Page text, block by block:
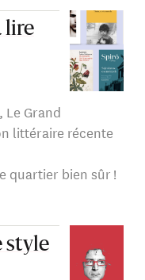
lire
Le Grand
littéraire récente
quartier bien sûr !
style